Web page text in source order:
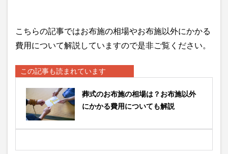
こちらの記事ではお布施の相場やお布施以外にかかる
費用について解説していますので是非ご覧ください。
この記事も読まれています
葬式のお布施の相場は？お布施以外
にかかる費用についても解説